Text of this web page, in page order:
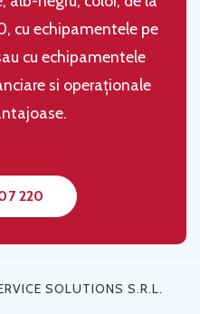
cu echipamentele pe
cu echipamentele
si operaţionale
220
SOLUTIONS S.R.L.